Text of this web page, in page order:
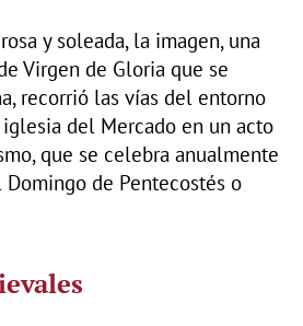
y soleada, la imagen, una
Virgen de Gloria que se
recorrió las vías del entorno
del Mercado en un acto
que se celebra anualmente
de Pentecostés o